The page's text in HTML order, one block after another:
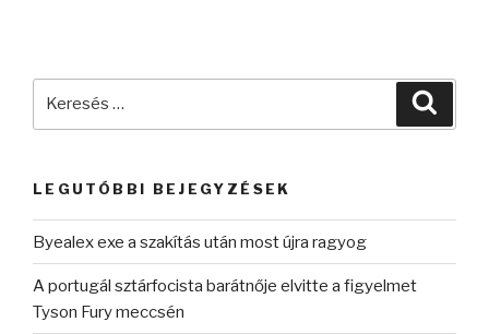
LEGUTÓBBI BEJEGYZÉSEK
Byealex exe a szakítás után most újra ragyog
A portugál sztárfocista barátnője elvitte a figyelmet
Tyson Fury meccsén